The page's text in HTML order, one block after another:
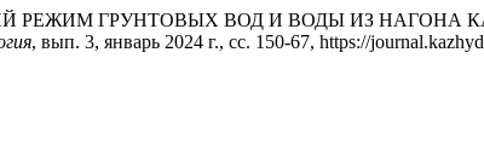
РЕЖИМ ГРУНТОВЫХ ВОД И ВОДЫ ИЗ
, вып. 3, январь 2024 г., сс. 150-67, https://